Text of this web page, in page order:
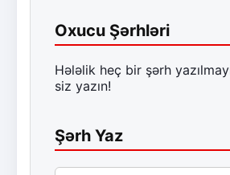
Oxucu Şərhləri
Hələlik heç bir şərh
siz yazın!
Şərh Yaz